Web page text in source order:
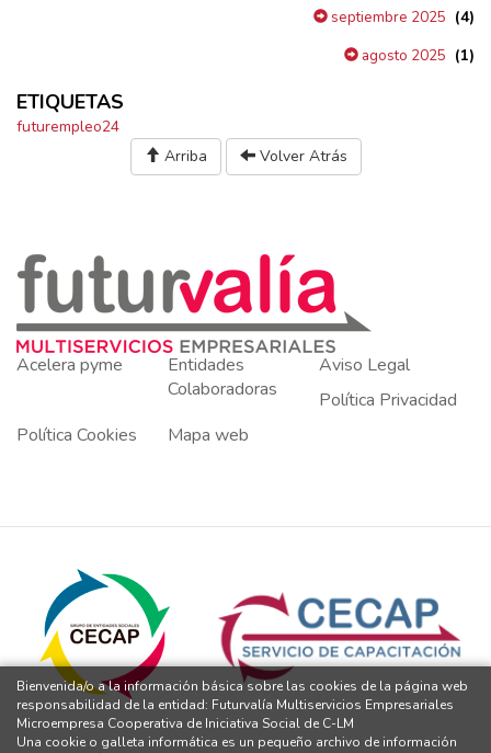
septiembre 2025 (4)
agosto 2025 (1)
ETIQUETAS
futurempleo24
Arriba
Volver Atrás
Acelera pyme
Entidades
Colaboradoras
Aviso Legal
Política Privacidad
Política Cookies
Mapa web
Bienvenida/o a la información básica sobre las cookies de la página web
responsabilidad de la entidad: Futurvalía Multiservicios Empresariales
Microempresa Cooperativa de Iniciativa Social de C-LM
Una cookie o galleta informática es un pequeño archivo de información